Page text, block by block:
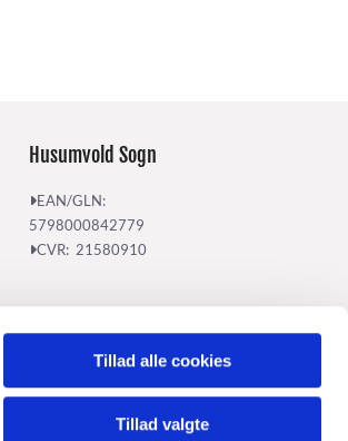
Tillad alle cookies
Tillad valgte
Husumvold Sogn
EAN/GLN:
5798000842779
CVR: 21580910